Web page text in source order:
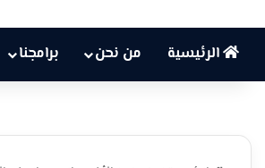
الرئيسية من نحن برامجنا